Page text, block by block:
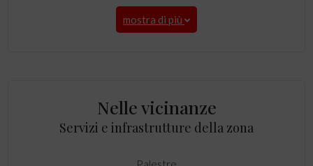
mostra di più
Nelle vicinanze
Servizi e infrastrutture della zona